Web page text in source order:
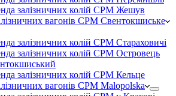
залізничних колій CPM Жешув
вагонів CPM Свентокшиське
залізничних колій CPM Стараховичі
залізничних колій CPM Островець
залізничних колій CPM Кельце
вагонів CPM Malopolska